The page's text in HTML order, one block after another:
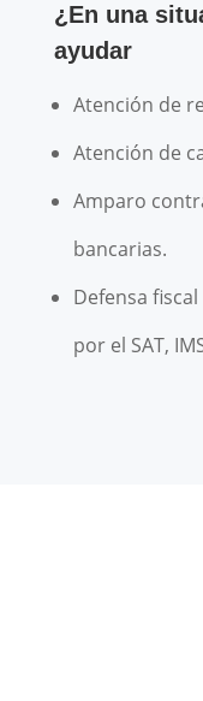
¿En una
ayudar
Atención de
Atención de
Amparo
bancarias.
Defensa
por el SAT,